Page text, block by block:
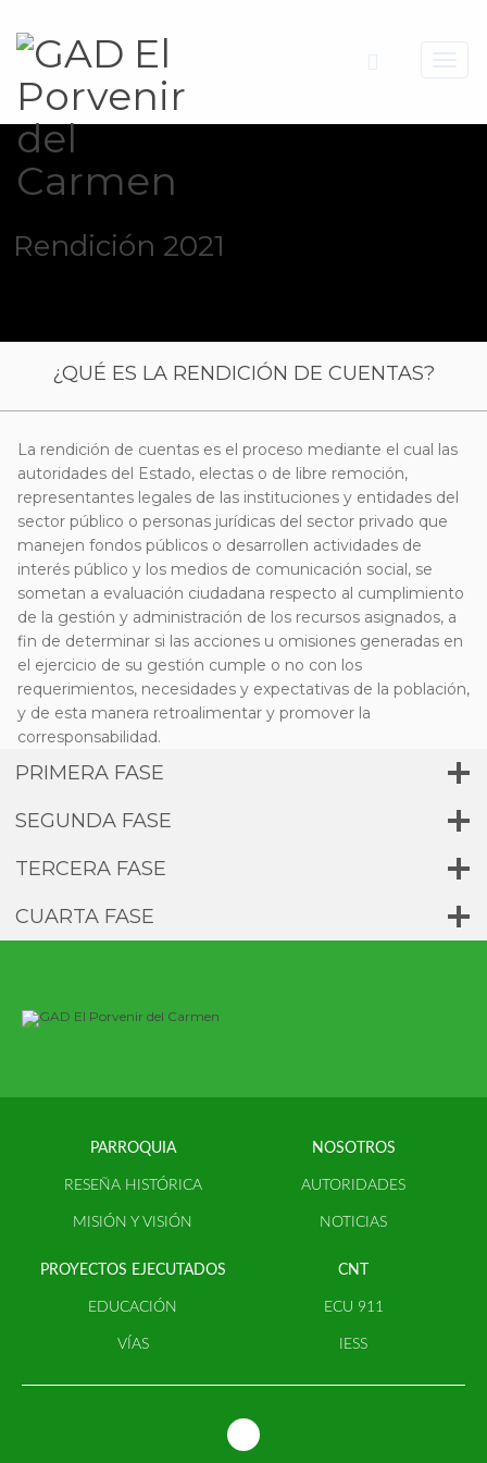
Rendición 2021
¿QUÉ ES LA RENDICIÓN DE CUENTAS?
La rendición de cuentas es el proceso mediante el cual las
autoridades del Estado, electas o de libre remoción,
representantes legales de las instituciones y entidades del
sector público o personas jurídicas del sector privado que
manejen fondos públicos o desarrollen actividades de
interés público y los medios de comunicación social, se
sometan a evaluación ciudadana respecto al cumplimiento
de la gestión y administración de los recursos asignados, a
fin de determinar si las acciones u omisiones generadas en
el ejercicio de su gestión cumple o no con los
requerimientos, necesidades y expectativas de la población,
y de esta manera retroalimentar y promover la
corresponsabilidad.
PRIMERA FASE
SEGUNDA FASE
TERCERA FASE
CUARTA FASE
PARROQUIA
RESEÑA HISTÓRICA
MISIÓN Y VISIÓN
NOSOTROS
AUTORIDADES
NOTICIAS
PROYECTOS EJECUTADOS
EDUCACIÓN
VÍAS
CNT
ECU 911
IESS